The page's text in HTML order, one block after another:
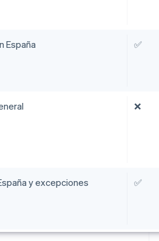
España ✅
❌
y excepciones ✅